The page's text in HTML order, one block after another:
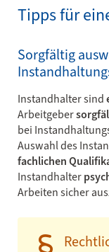
Tipps für
Sorgfältig
Instandhalter sind
Arbeitgeber
bei
Auswahl des
fachlichen
Instandhalter
Arbeiten sicher